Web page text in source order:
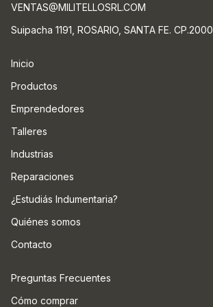
VENTAS@MILITELLOSRL.COM
Suipacha 1191, ROSARIO, SANTA FE. CP.2000
Inicio
Productos
Emprendedores
Talleres
Industrias
Reparaciones
¿Estudiás Indumentaria?
Quiénes somos
Contacto
Preguntas Frecuentes
Cómo comprar